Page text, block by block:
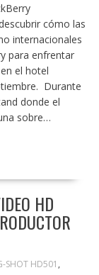
cómo las
internacionales
para enfrentar
el hotel
Durante
donde el
sobre…
HD
SHOT HD501 ,